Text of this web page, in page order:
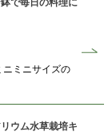
で毎日の料理に
ニミニサイズの
ウム水草栽培キ